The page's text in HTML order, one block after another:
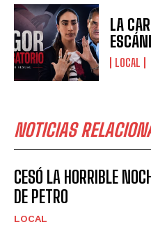
LA
LOCAL
NOTICIAS
CESÓ LA HORRIBLE
DE PETRO
LOCAL